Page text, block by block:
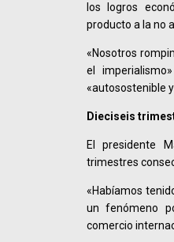
los logros
producto a la no
«Nosotros
el
«autosostenible
Dieciseis
El presidente
trimestres
«Habíamos
un fenómeno
comercio